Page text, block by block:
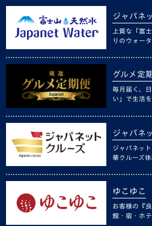
ジャパネ
上質な「富
りのウォー
グルメ定
毎月届く、
い」で生活
ジャパネ
ジャパネッ
華クルーズ体
ゆこゆこ
お客様の『
館・宿・ホ